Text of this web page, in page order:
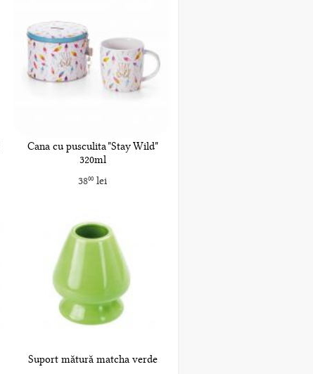
Cana cu pusculita "Stay Wild"
320ml
3800lei
Suport mătură matcha verde